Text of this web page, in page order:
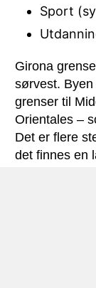
Sport
Girona
sørvest.
grenser til
Orientales –
Det er flere
det finnes en